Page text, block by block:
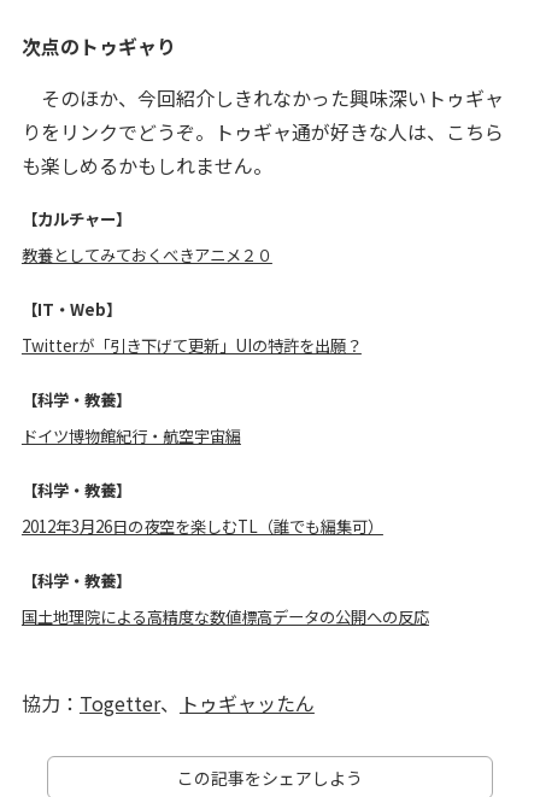
次点のトゥギャり
そのほか、今回紹介しきれなかった興味深いトゥギャ
りをリンクでどうぞ。トゥギャ通が好きな人は、こちら
も楽しめるかもしれません。
【カルチャー】
教養としてみておくべきアニメ２０
【IT・Web】
Twitterが「引き下げて更新」UIの特許を出願？
【科学・教養】
ドイツ博物館紀行・航空宇宙編
【科学・教養】
2012年3月26日の夜空を楽しむTL（誰でも編集可）
【科学・教養】
国土地理院による高精度な数値標高データの公開への反応
協力： Togetter、 トゥギャッたん
この記事をシェアしよう